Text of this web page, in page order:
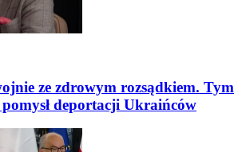
ze zdrowym rozsądkiem. Tym
pomysł deportacji Ukraińców